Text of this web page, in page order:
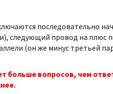
последовательно
следующий провод на плюс
(он же минус третьей
больше вопросов, чем